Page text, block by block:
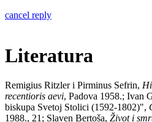
cancel reply
Literatura
Remigius Ritzler i Pirminus Sefrin,
recentioris aevi, Padova 1958.; Ivan
biskupa Svetoj Stolici (1592-1802)",
1988., 21; Slaven Bertoša, Život i